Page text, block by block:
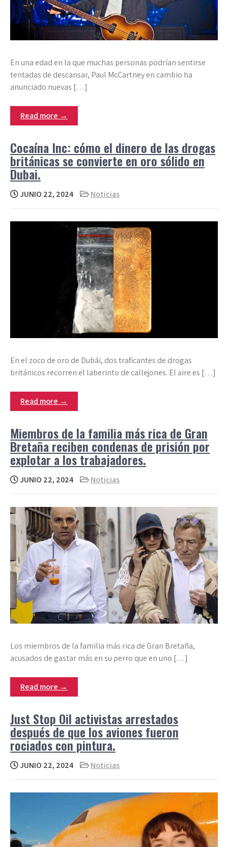
En una edad en la que muchas personas podrían sentirse
tentadas de descansar, Paul McCartney en cambio ha
anunciado nuevas […]
Read more →
Cocaína Inc: cómo el dinero de las drogas
británicas se convierte en oro sólido en
Dubai.
JUNIO 22, 2024 Noticias
En el zoco de oro de Dubái, dos traficantes de drogas
británicos recorren el laberinto de callejones. El aire es […]
Read more →
Miembros de la familia más rica de Gran
Bretaña reciben condenas de prisión por
explotar a los trabajadores.
JUNIO 22, 2024 Noticias
Los miembros de la familia más rica de Gran Bretaña,
acusados de gastar más en su perro que en uno […]
Read more →
Just Stop Oil activistas arrestados
después de que los aviones fueron
rociados con pintura.
JUNIO 22, 2024 Noticias